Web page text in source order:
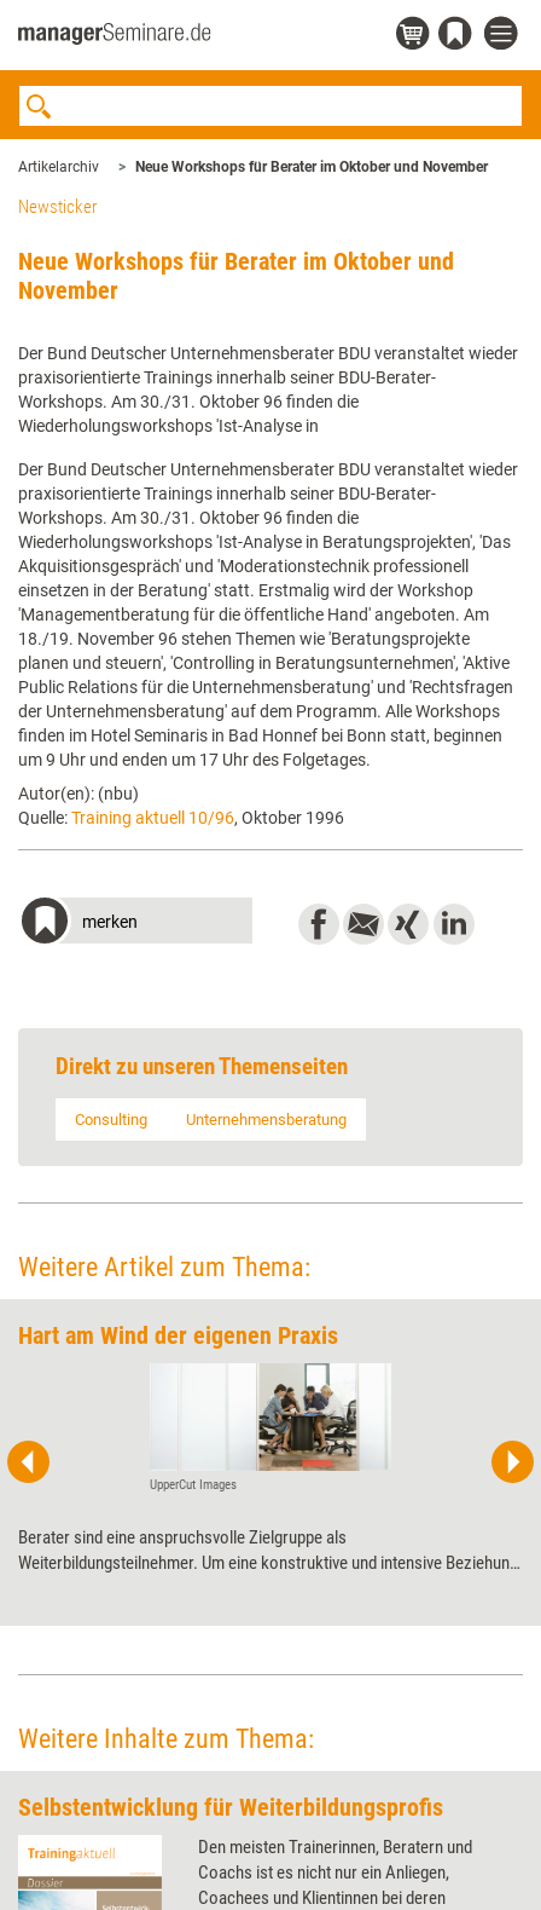
Artikelarchiv Neue Workshops für Berater im Oktober und November
Newsticker
Neue Workshops für Berater im Oktober und
November
Der Bund Deutscher Unternehmensberater BDU veranstaltet wieder
praxisorientierte Trainings innerhalb seiner BDU-Berater-
Workshops. Am 30./31. Oktober 96 finden die
Wiederholungsworkshops 'Ist-Analyse in
Der Bund Deutscher Unternehmensberater BDU veranstaltet wieder
praxisorientierte Trainings innerhalb seiner BDU-Berater-
Workshops. Am 30./31. Oktober 96 finden die
Wiederholungsworkshops 'Ist-Analyse in Beratungsprojekten', 'Das
Akquisitionsgespräch' und 'Moderationstechnik professionell
einsetzen in der Beratung' statt. Erstmalig wird der Workshop
'Managementberatung für die öffentliche Hand' angeboten. Am
18./19. November 96 stehen Themen wie 'Beratungsprojekte
planen und steuern', 'Controlling in Beratungsunternehmen', 'Aktive
Public Relations für die Unternehmensberatung' und 'Rechtsfragen
der Unternehmensberatung' auf dem Programm. Alle Workshops
finden im Hotel Seminaris in Bad Honnef bei Bonn statt, beginnen
um 9 Uhr und enden um 17 Uhr des Folgetages.
Autor(en): (nbu)
Quelle:Training aktuell 10/96, Oktober 1996
merken
Direkt zu unseren Themenseiten
Consulting Unternehmensberatung
Weitere Artikel zum Thema:
Hart am Wind der eigenen Praxis
UpperCut Images
Berater sind eine anspruchsvolle Zielgruppe als
Weiterbildungsteilnehmer. Um eine konstruktive und intensive Beziehung
Weitere Inhalte zum Thema:
Selbstentwicklung für Weiterbildungsprofis
Den meisten Trainerinnen, Beratern und
Coachs ist es nicht nur ein Anliegen,
Coachees und Klientinnen bei deren